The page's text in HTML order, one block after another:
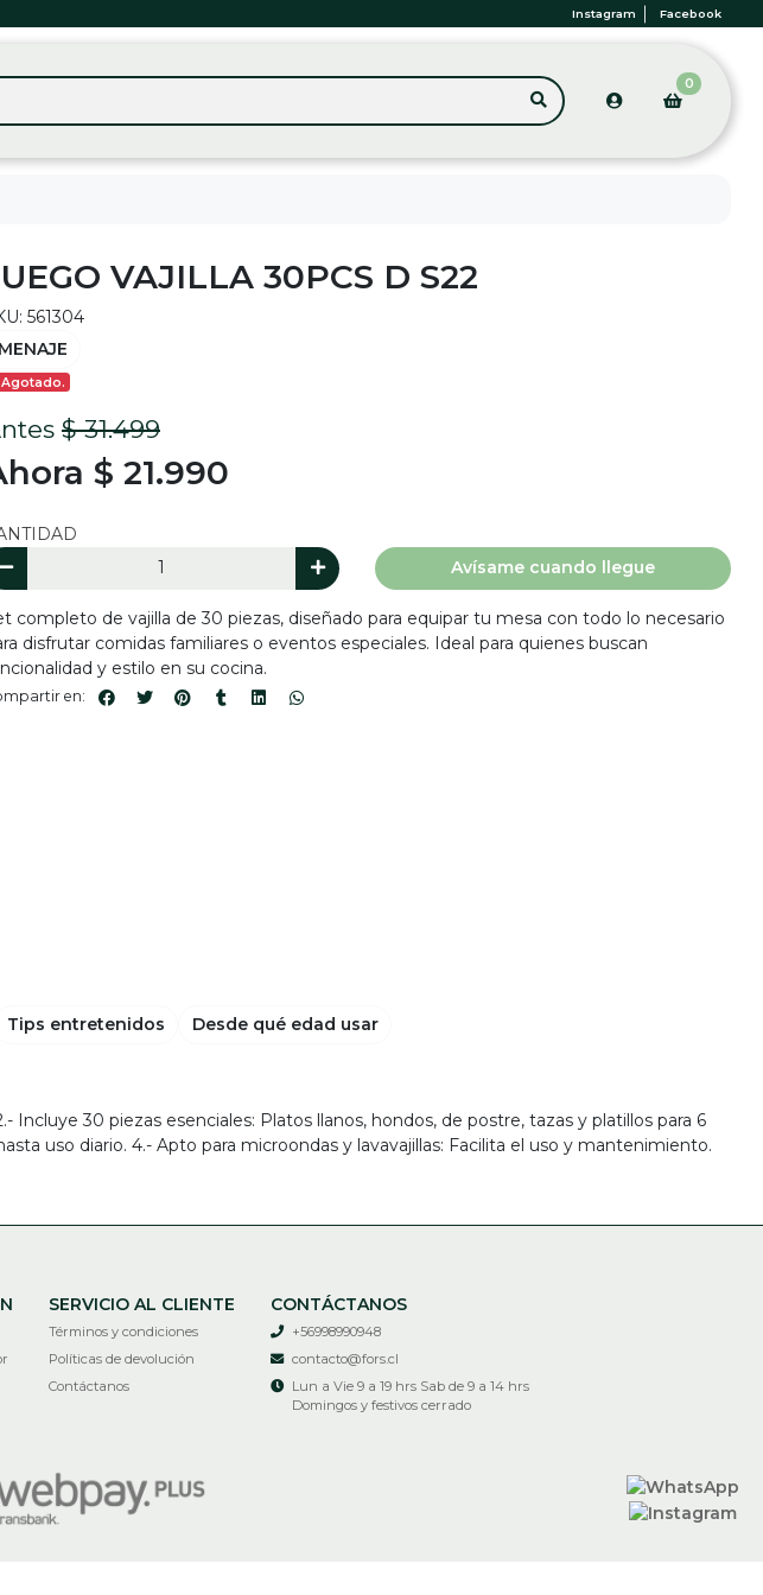
Instagram Facebook
0
VAJILLA 30PCS D S22
561304
MENAJE
Agotado.
$ 31.499
$ 21.990
Avísame cuando llegue
completo de vajilla de 30 piezas, diseñado para equipar tu mesa con todo lo necesario
disfrutar comidas familiares o eventos especiales. Ideal para quienes buscan
y estilo en su cocina.
en:
30 piezas esenciales: Platos llanos, hondos, de postre, tazas y platillos para 6
uso diario. 4.- Apto para microondas y lavavajillas: Facilita el uso y mantenimiento.
Tips entretenidos Desde qué edad usar
SERVICIO AL CLIENTE
Términos y condiciones
Políticas de devolución
Contáctanos
CONTÁCTANOS
+56998990948
contacto@fors.cl
Lun a Vie 9 a 19 hrs Sab de 9 a 14 hrs
Domingos y festivos cerrado